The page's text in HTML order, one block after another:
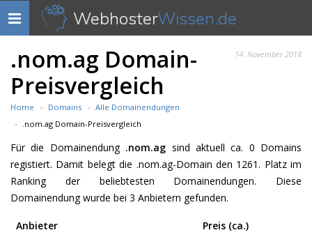
Navigation
anzeigen
WebhosterWissen.de
14. November 2018
.nom.ag Domain-
Preisvergleich
Home Domains
Alle Domainendungen
.nom.ag Domain-Preisvergleich
Für die Domainendung .nom.ag sind aktuell ca. 0 Domains
registiert. Damit belegt die .nom.ag-Domain den 1261. Platz im
Ranking der beliebtesten Domainendungen. Diese
Domainendung wurde bei 3 Anbietern gefunden.
Anbieter
Preis (ca.)